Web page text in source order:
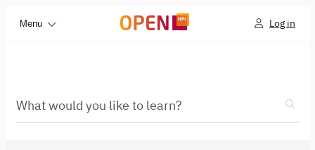
Menu Log in
What would you like to learn?